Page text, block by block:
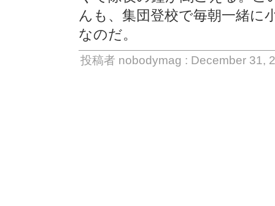
んも、集団登校で毎朝一緒に
なのだ。
投稿者 nobodymag : December 31,